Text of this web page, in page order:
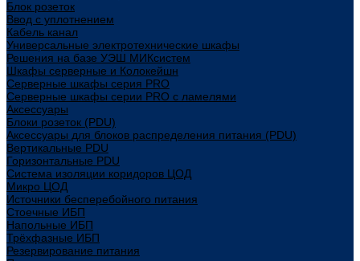
Блок розеток
Ввод с уплотнением
Кабель канал
Универсальные электротехнические шкафы
Решения на базе УЭШ МИКсистем
Шкафы серверные и Колокейшн
Серверные шкафы серия PRO
Серверные шкафы серии PRO с ламелями
Аксессуары
Блоки розеток (PDU)
Аксессуары для блоков распределения питания (PDU)
Вертикальные PDU
Горизонтальные PDU
Система изоляции коридоров ЦОД
Микро ЦОД
Источники бесперебойного питания
Стоечные ИБП
Напольные ИБП
Трёхфазные ИБП
Резервирование питания